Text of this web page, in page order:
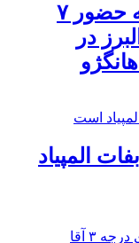
۲ مدال برنز نتیجه حضور ۷
در
المپیاد